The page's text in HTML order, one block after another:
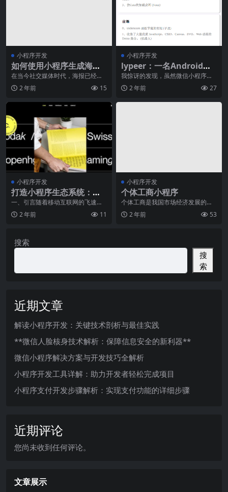
小程序开发
如何使用小程序生成海
报？
在当今社交媒体时代，海报已经成
为了人们传播信息和展示个性的重
要方式。而随着技术的
2 年前 15
小程序开发
lypeer：一名Android开
发者的微信小程序填坑之
路《下》
我惊讶的发现，虽然微信小程序里
面没有 ducument ， window 的概
念 2 年前 27
小程序开发
打造小程序生态系统：全
方位解决方案
一、引言随着移动互联网的飞速发
展，小程序作为一种新型的应用形
态，正在成为连接用户
2 年前 11
小程序开发
个体工商小程序
个体工商是我国市场经济发展的重
要组成部分，而随着移动互联网的
快速发展，个体工商主
2 年前 53
搜索
搜
索
近期文章
解读小程序开发：关键技术剖析与最佳实践
**微信人脸核身技术解析：保障信息安全的新利器**
微信小程序解决方案与开发技巧全解析
小程序开发工具详解：助力开发者轻松完成项目
小程序支付开发步骤解析：实现支付功能的详细步骤
近期评论
您尚未收到任何评论。
文章展示